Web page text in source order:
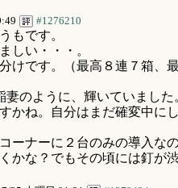
#1276210
もです。
しい・・・。
けです。（最高８連７箱、
のように、輝いていました
かね。自分はまだ確変中に
ーナーに２台のみの導入な
かな？でもその頃には釘が